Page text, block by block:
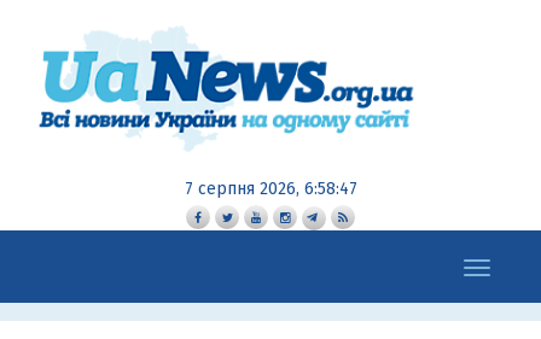
7 серпня 2026, 6:58:48
Toggle
navigation